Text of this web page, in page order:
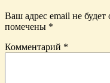
Ваш адрес email не будет
помечены *
Комментарий *